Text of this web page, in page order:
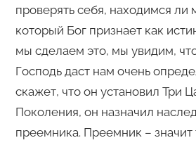
проверять себя, находимся ли
который Бог признает как
мы сделаем это, мы увидим,
Господь даст нам очень
скажет, что он установил Три
Поколения, он назначил
преемника. Преемник – значит